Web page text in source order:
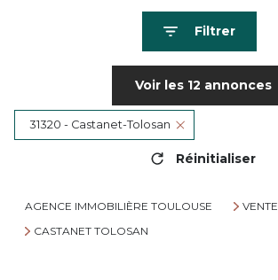
Filtrer
Voir les 12 annonces
31320 - Castanet-Tolosan
Réinitialiser
AGENCE IMMOBILIÈRE TOULOUSE
VENTE
CASTANET TOLOSAN